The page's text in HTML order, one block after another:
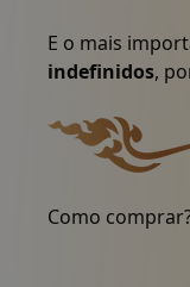
E o mais
indefinidos,
Como